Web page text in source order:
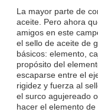
La mayor parte de
aceite. Pero ahora
amigos en este
el sello de aceite de
básicos: elemento,
propósito del
escaparse entre el
rigidez y fuerza al
el surco agujereado
hacer el elemento de